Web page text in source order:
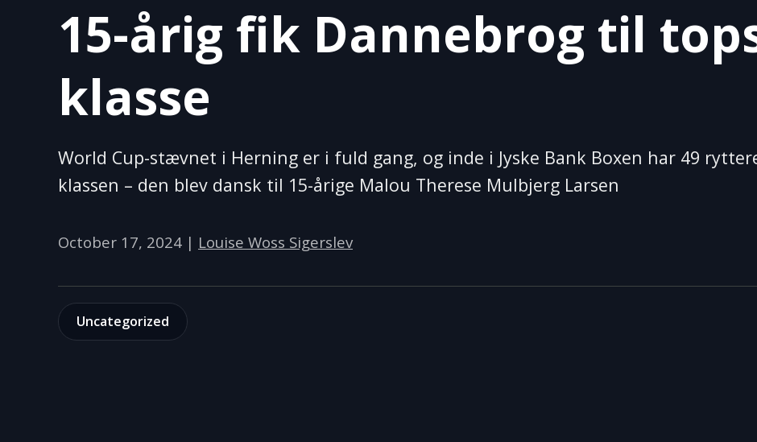
15-årig fik Dannebrog til
klasse
World Cup-stævnet i Herning er i fuld gang, og inde i Jyske Bank Boxen har 49
klassen – den blev dansk til 15-årige Malou Therese Mulbjerg Larsen
October 17, 2024 | Louise Woss Sigerslev
Uncategorized